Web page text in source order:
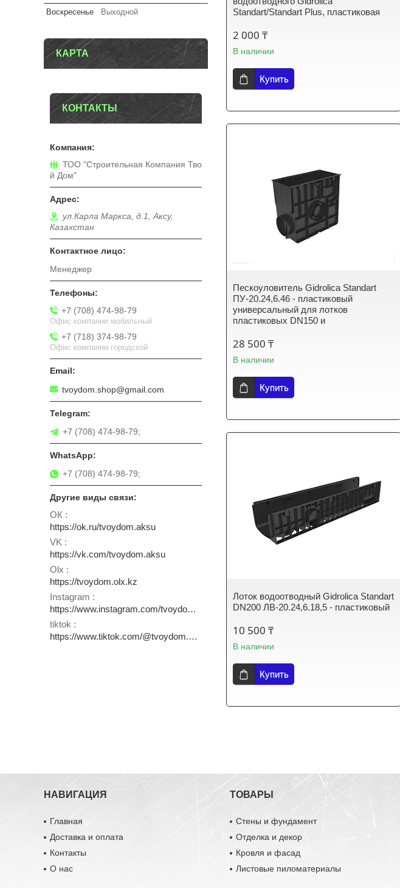
Standart/Standart Plus, пластиковая
2 000 ₸
В наличии
Купить
Пескоуловитель Gidrolica Standart
ПУ-20.24,6.46 - пластиковый
универсальный для лотков
пластиковых DN150 и
28 500 ₸
В наличии
Купить
Лоток водоотводный Gidrolica Standart
DN200 ЛВ-20.24,6.18,5 - пластиковый
10 500 ₸
В наличии
Купить
Воскресенье
Выходной
КАРТА
КОНТАКТЫ
ТОО "Строительная Компания Тво
й Дом"
ул.Карла Маркса, д.1, Аксу,
Казахстан
Менеджер
+7 (708) 474-98-79
Офис компании мобильный
+7 (718) 374-98-79
Офис компании городской
tvoydom.shop@gmail.com
+7 (708) 474-98-79;
+7 (708) 474-98-79;
ОК
https://ok.ru/tvoydom.aksu
VK
https://vk.com/tvoydom.aksu
Olx
https://tvoydom.olx.kz
Instagram
https://www.instagram.com/tvoydom.aksu
tiktok
https://www.tiktok.com/@tvoydom.aksu
НАВИГАЦИЯ
Главная
Доставка и оплата
Контакты
О нас
ТОВАРЫ
Стены и фундамент
Отделка и декор
Кровля и фасад
Листовые пиломатериалы